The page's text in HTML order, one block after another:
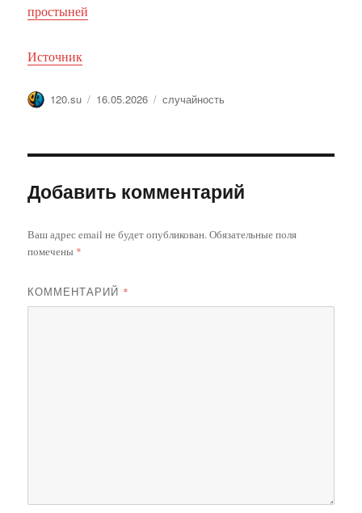
простыней
Источник
Автор
120.su Опубликовано
16.05.2026 Метки
случайность
Добавить комментарий
Ваш адрес email не будет опубликован.Обязательные поля
помечены *
КОММЕНТАРИЙ *